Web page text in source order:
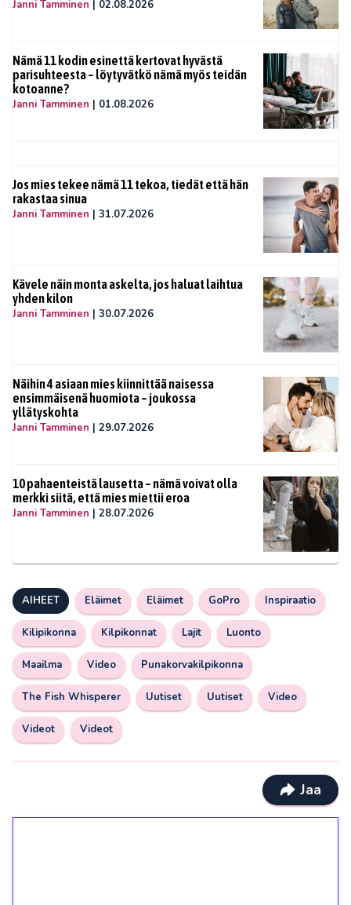
Janni Tamminen | 02.08.2026
Nämä 11 kodin esinettä kertovat hyvästä
parisuhteesta – löytyvätkö nämä myös teidän
kotoanne?
Janni Tamminen | 01.08.2026
Jos mies tekee nämä 11 tekoa, tiedät että hän
rakastaa sinua
Janni Tamminen | 31.07.2026
Kävele näin monta askelta, jos haluat laihtua
yhden kilon
Janni Tamminen | 30.07.2026
Näihin 4 asiaan mies kiinnittää naisessa
ensimmäisenä huomiota – joukossa
yllätyskohta
Janni Tamminen | 29.07.2026
10 pahaenteistä lausetta – nämä voivat olla
merkki siitä, että mies miettii eroa
Janni Tamminen | 28.07.2026
AIHEET Eläimet Eläimet GoPro Inspiraatio
Kilipikonna Kilpikonnat Lajit Luonto
Maailma Video Punakorvakilpikonna
The Fish Whisperer Uutiset Uutiset Video
Videot Videot
Jaa